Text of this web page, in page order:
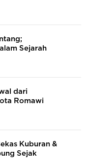
Sejarah
dari
Romawi
Kuburan &
Sejak